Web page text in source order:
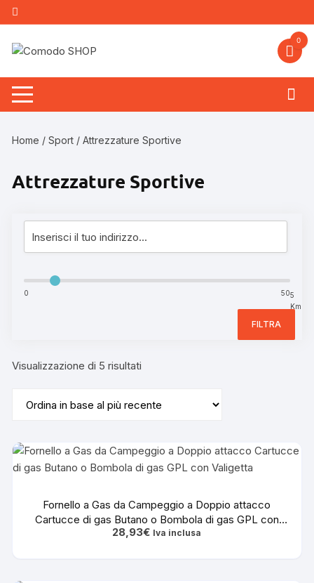
Vai
al
contenuto
0
Home /Sport / Attrezzature Sportive
Attrezzature Sportive
0
5
Km
50
FILTRA
Visualizzazione di 5 risultati
base
recente
Fornello a Gas da Campeggio a Doppio attacco
Cartucce di gas Butano o Bombola di gas GPL con
Valigetta
28,93€ Iva inclusa